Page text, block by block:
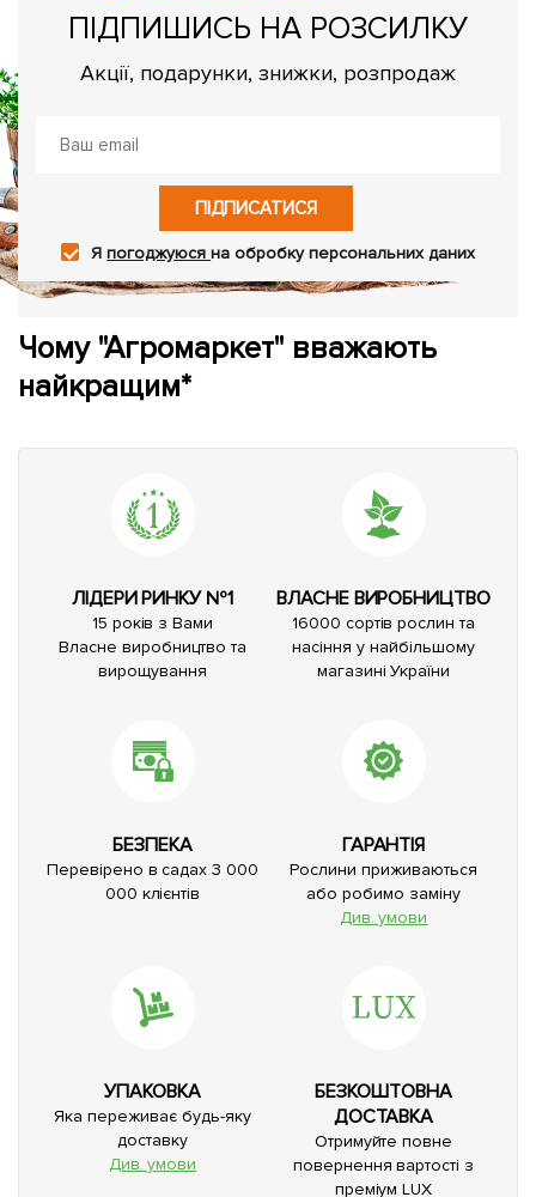
ПІДПИШИСЬ НА РОЗСИЛКУ
Акції, подарунки, знижки, розпродаж
ПІДПИСАТИСЯ
Япогоджуюсяна обробку персональних даних
Чому "Агромаркет" вважають
найкращим*
ЛІДЕРИ РИНКУ №1
15 років з Вами
Власне виробництво та
вирощування
ВЛАСНЕ ВИРОБНИЦТВО
16000 сортів рослин та
насіння у найбільшому
магазині України
БЕЗПЕКА
Перевірено в садах 3 000
000 клієнтів
ГАРАНТІЯ
Рослини приживаються
або робимо заміну
Див. умови
УПАКОВКА
Яка переживає будь-яку
доставку
Див. умови
БЕЗКОШТОВНА
ДОСТАВКА
Отримуйте повне
повернення вартості з
преміум LUX